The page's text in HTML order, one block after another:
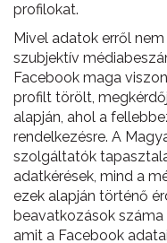
profilokat.
Mivel adatok erről
szubjektív
Facebook maga
profilt törölt,
alapján, ahol a
rendelkezésre. A
szolgáltatók
adatkérések, mind a
ezek alapján történő
beavatkozások száma
amit a Facebook